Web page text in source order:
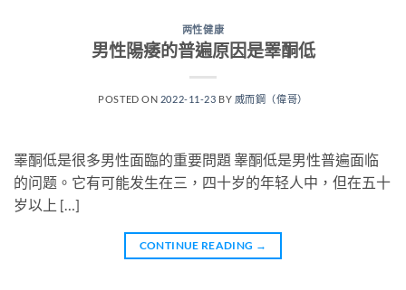
两性健康
男性陽痿的普遍原因是睪酮低
POSTED ON 2022-11-23 BY 威而鋼（偉哥）
睪酮低是很多男性面臨的重要問題 睾酮低是男性普遍面临
的问题。它有可能发生在三，四十岁的年轻人中，但在五十
岁以上 […]
CONTINUE READING →